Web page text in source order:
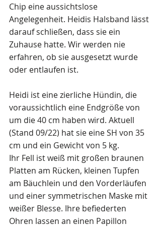
Chip eine aussichtslose
Angelegenheit. Heidis Halsband lässt
darauf schließen, dass sie ein
Zuhause hatte. Wir werden nie
erfahren, ob sie ausgesetzt wurde
oder entlaufen ist.
Heidi ist eine zierliche Hündin, die
voraussichtlich eine Endgröße von
um die 40 cm haben wird. Aktuell
(Stand 09/22) hat sie eine SH von 35
cm und ein Gewicht von 5 kg.
Ihr Fell ist weiß mit großen braunen
Platten am Rücken, kleinen Tupfen
am Bäuchlein und den Vorderläufen
und einer symmetrischen Maske mit
weißer Blesse. Ihre befiederten
Ohren lassen an einen Papillon